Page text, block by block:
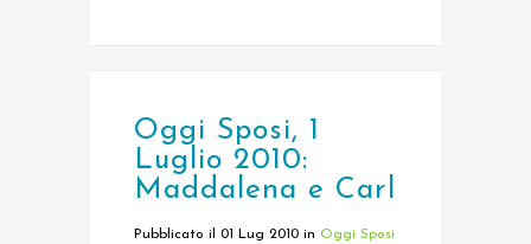
Oggi Sposi, 1
Luglio 2010:
Maddalena e Carl
Pubblicato il 01 Lug 2010 in Oggi Sposi